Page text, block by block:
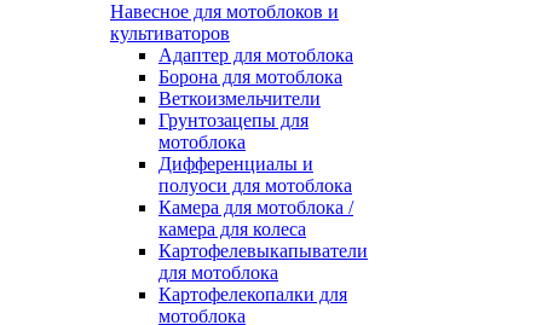
Навесное для мотоблоков и
культиваторов
Адаптер для мотоблока
Борона для мотоблока
Веткоизмельчители
Грунтозацепы для
мотоблока
Дифференциалы и
полуоси для мотоблока
Камера для мотоблока /
камера для колеса
Картофелевыкапыватели
для мотоблока
Картофелекопалки для
мотоблока